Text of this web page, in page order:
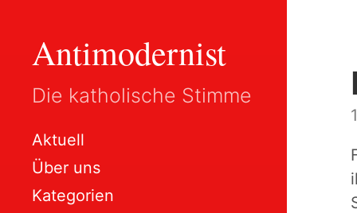
Antimodernist
Die katholische Stimme
Aktuell
Über uns
Kategorien